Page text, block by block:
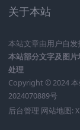
关于本站
本站文章由用户自发
本站部分文字及图
处理
Copyright © 2024
2024070889号
后台管理 网站地图: